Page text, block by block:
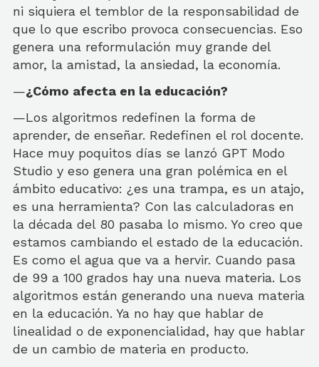
ni siquiera el temblor de la responsabilidad de
que lo que escribo provoca consecuencias. Eso
genera una reformulación muy grande del
amor, la amistad, la ansiedad, la economía.
—¿Cómo afecta en la educación?
—Los algoritmos redefinen la forma de
aprender, de enseñar. Redefinen el rol docente.
Hace muy poquitos días se lanzó GPT Modo
Studio y eso genera una gran polémica en el
ámbito educativo: ¿es una trampa, es un atajo,
es una herramienta? Con las calculadoras en
la década del 80 pasaba lo mismo. Yo creo que
estamos cambiando el estado de la educación.
Es como el agua que va a hervir. Cuando pasa
de 99 a 100 grados hay una nueva materia. Los
algoritmos están generando una nueva materia
en la educación. Ya no hay que hablar de
linealidad o de exponencialidad, hay que hablar
de un cambio de materia en producto.